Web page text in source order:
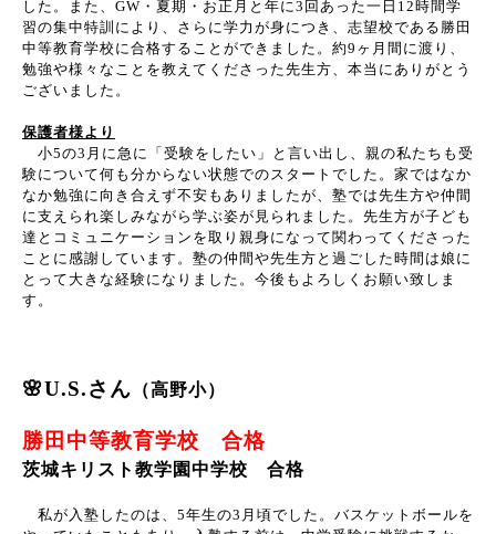
した。また、GW・夏期・お正月と年に3回あった一日12時間学
習の集中特訓により、さらに学力が身につき、志望校である勝田
中等教育学校に合格することができました。約9ヶ月間に渡り、
勉強や様々なことを教えてくださった先生方、本当にありがとう
ございました。
保護者様より
小5の3月に急に「受験をしたい」と言い出し、親の私たちも受
験について何も分からない状態でのスタートでした。家ではなか
なか勉強に向き合えず不安もありましたが、塾では先生方や仲間
に支えられ楽しみながら学ぶ姿が見られました。先生方が子ども
達とコミュニケーションを取り親身になって関わってくださった
ことに感謝しています。塾の仲間や先生方と過ごした時間は娘に
とって大きな経験になりました。今後もよろしくお願い致しま
す。
🌸U.S.さん （高野小）
勝田中等教育学校 合格
茨城キリスト教学園中学校 合格
私が入塾したのは、5年生の3月頃でした。バスケットボールを